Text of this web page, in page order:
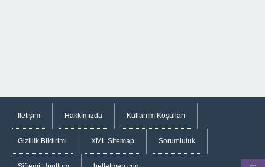
İletişim Hakkımızda Kullanım Koşulları
Gizlilik Bildirimi XML Sitemap Sorumluluk